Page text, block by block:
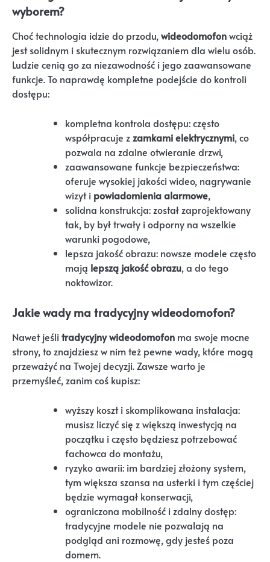
wyborem?
Choć technologia idzie do przodu,wideodomofonwciąż
jest solidnym i skutecznym rozwiązaniem dla wielu osób.
Ludzie cenią go za niezawodność i jego zaawansowane
funkcje. To naprawdę kompletne podejście do kontroli
dostępu:
kompletna kontrola dostępu: często
współpracuje z zamkami elektrycznymi, co
pozwala na zdalne otwieranie drzwi,
zaawansowane funkcje bezpieczeństwa:
oferuje wysokiej jakości wideo, nagrywanie
wizyt i powiadomienia alarmowe,
solidna konstrukcja: został zaprojektowany
tak, by był trwały i odporny na wszelkie
warunki pogodowe,
lepsza jakość obrazu: nowsze modele często
mają lepszą jakość obrazu, a do tego
noktowizor.
Jakie wady ma tradycyjny wideodomofon?
Nawet jeślitradycyjny wideodomofon ma swoje mocne
strony, to znajdziesz w nim też pewne wady, które mogą
przeważyć na Twojej decyzji. Zawsze warto je
przemyśleć, zanim coś kupisz:
wyższy koszt i skomplikowana instalacja:
musisz liczyć się z większą inwestycją na
początku i często będziesz potrzebować
fachowca do montażu,
ryzyko awarii: im bardziej złożony system,
tym większa szansa na usterki i tym częściej
będzie wymagał konserwacji,
ograniczona mobilność i zdalny dostęp:
tradycyjne modele nie pozwalają na
podgląd ani rozmowę, gdy jesteś poza
domem.